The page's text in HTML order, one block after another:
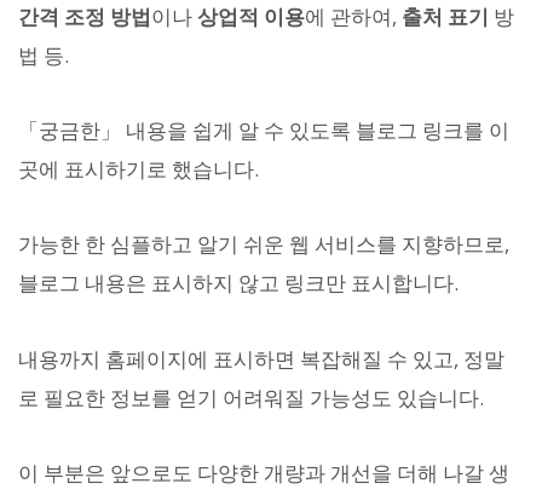
간격 조정 방법이나상업적 이용에 관하여, 출처 표기 방
법 등.
「궁금한」 내용을 쉽게 알 수 있도록 블로그 링크를 이
곳에 표시하기로 했습니다.
가능한 한 심플하고 알기 쉬운 웹 서비스를 지향하므로,
블로그 내용은 표시하지 않고 링크만 표시합니다.
내용까지 홈페이지에 표시하면 복잡해질 수 있고, 정말
로 필요한 정보를 얻기 어려워질 가능성도 있습니다.
이 부분은 앞으로도 다양한 개량과 개선을 더해 나갈 생